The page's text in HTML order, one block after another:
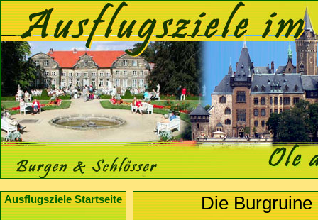
Ausflugsziele Startseite Die